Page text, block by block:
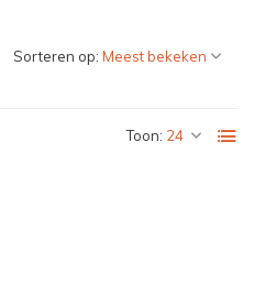
Toon:
Sorteren op: